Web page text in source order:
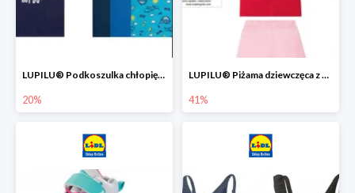
LUPILU® Podkoszulka chłopięca z bawełny -20%
20%
LUPILU® Piżama dziewczęca z bawełny -41%
41%